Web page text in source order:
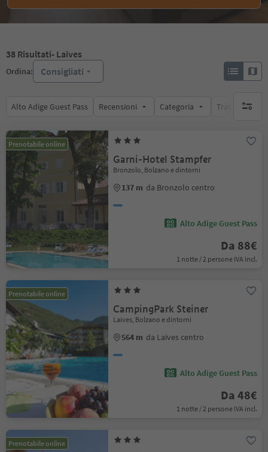
38 Risultati- Laives
Ordina: Consigliati
Alto Adige Guest Pass Recensioni Categoria Trattamento
Prenotabile online
Garni-Hotel Stampfer
Bronzolo, Bolzano e dintorni
137 m da Bronzolo centro
Alto Adige Guest Pass
Da 88€
1 notte / 2 persone IVA incl.
Prenotabile online
CampingPark Steiner
Laives, Bolzano e dintorni
564 m da Laives centro
Alto Adige Guest Pass
Da 48€
1 notte / 2 persone IVA incl.
Prenotabile online